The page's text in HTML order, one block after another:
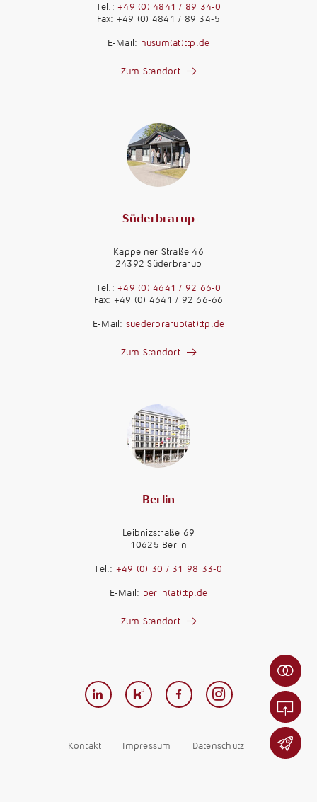
Tel.: +49 (0) 4841 / 89 34-0
Fax: +49 (0) 4841 / 89 34-5
E-Mail: husum(at)ttp.de
Zum Standort
Süderbrarup
Kappelner Straße 46
24392 Süderbrarup
Tel.: +49 (0) 4641 / 92 66-0
Fax: +49 (0) 4641 / 92 66-66
E-Mail: suederbrarup(at)ttp.de
Zum Standort
Berlin
Leibnizstraße 69
10625 Berlin
Tel.: +49 (0) 30 / 31 98 33-0
E-Mail: berlin(at)ttp.de
Zum Standort
Kontakt Impressum Datenschutz
n
t
w
e
r
d
e
e
n
-
F
e
r
n
b
a
r
r
i
e
e